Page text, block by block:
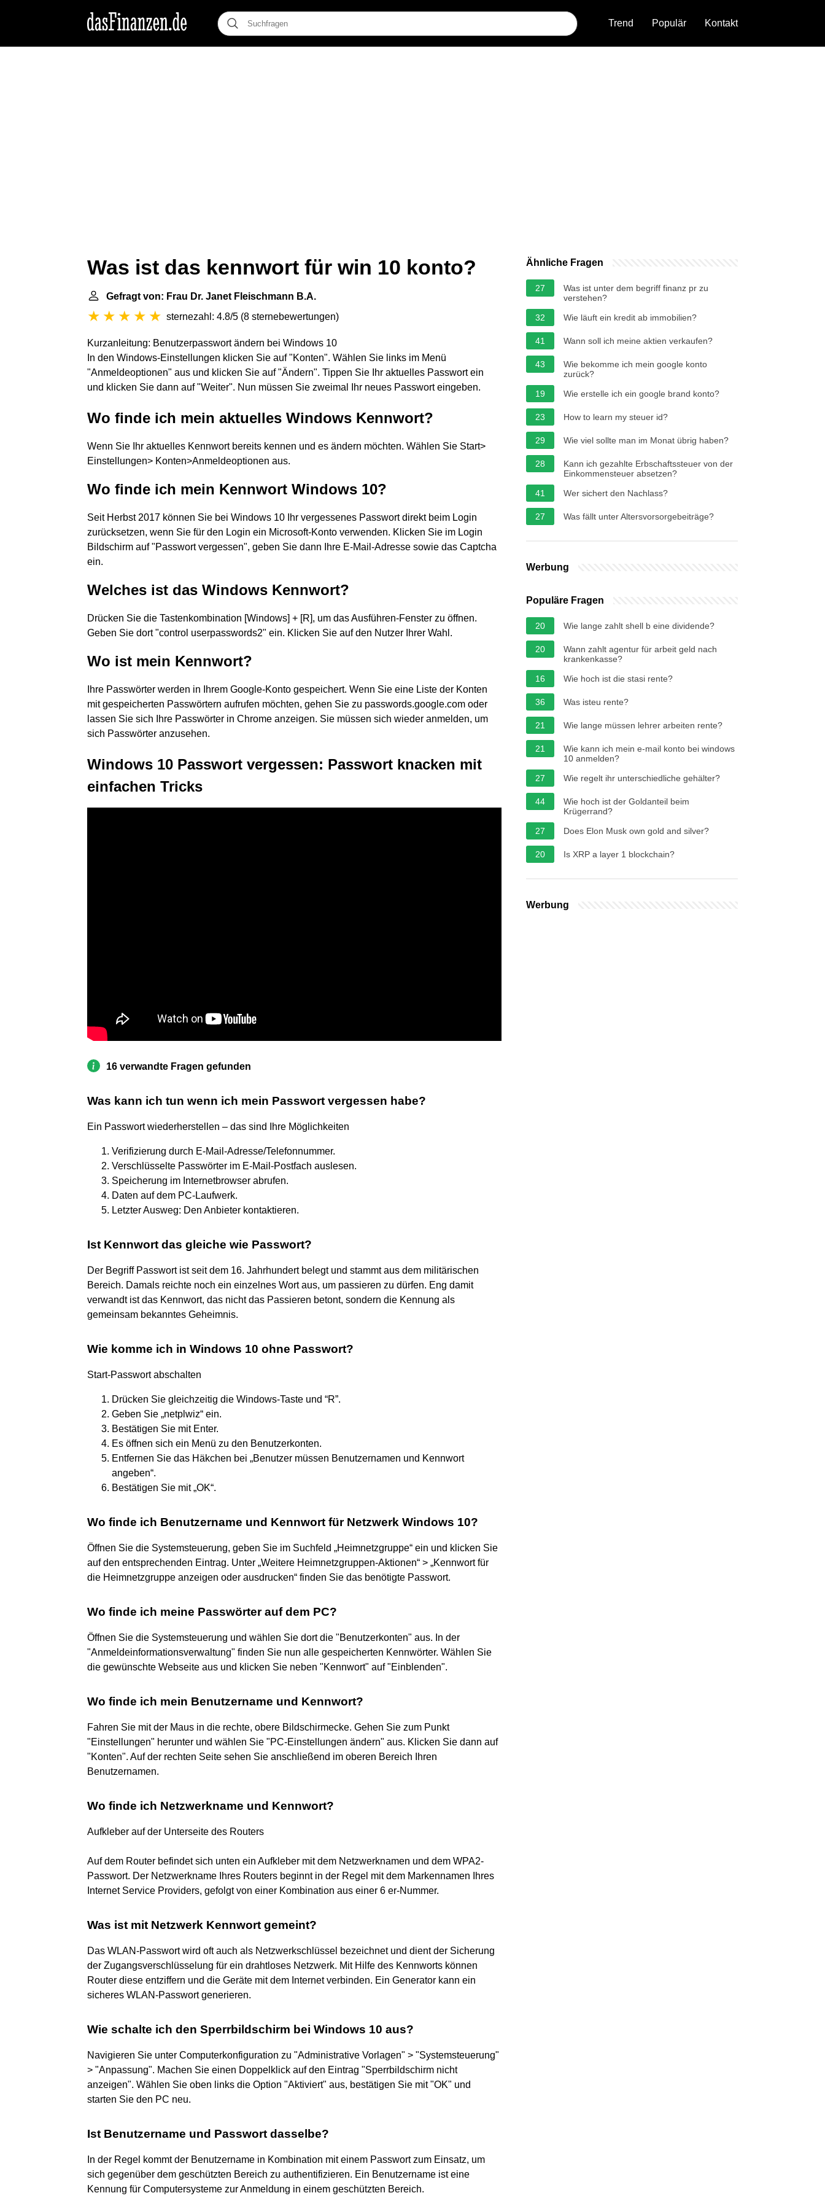
Trend Populär Kontakt
Was ist das kennwort für win 10 konto?
Gefragt von: Frau Dr. Janet Fleischmann B.A.
sternezahl: 4.8/5 (8 sternebewertungen)
Kurzanleitung: Benutzerpasswort ändern bei Windows 10
In den Windows-Einstellungen klicken Sie auf "Konten". Wählen Sie links im Menü
"Anmeldeoptionen" aus und klicken Sie auf "Ändern". Tippen Sie Ihr aktuelles Passwort ein
und klicken Sie dann auf "Weiter". Nun müssen Sie zweimal Ihr neues Passwort eingeben.
Wo finde ich mein aktuelles Windows Kennwort?
Wenn Sie Ihr aktuelles Kennwort bereits kennen und es ändern möchten. Wählen Sie Start>
Einstellungen> Konten>Anmeldeoptionen aus.
Wo finde ich mein Kennwort Windows 10?
Seit Herbst 2017 können Sie bei Windows 10 Ihr vergessenes Passwort direkt beim Login
zurücksetzen, wenn Sie für den Login ein Microsoft-Konto verwenden. Klicken Sie im Login
Bildschirm auf "Passwort vergessen", geben Sie dann Ihre E-Mail-Adresse sowie das Captcha
ein.
Welches ist das Windows Kennwort?
Drücken Sie die Tastenkombination [Windows] + [R], um das Ausführen-Fenster zu öffnen.
Geben Sie dort "control userpasswords2" ein. Klicken Sie auf den Nutzer Ihrer Wahl.
Wo ist mein Kennwort?
Ihre Passwörter werden in Ihrem Google-Konto gespeichert. Wenn Sie eine Liste der Konten
mit gespeicherten Passwörtern aufrufen möchten, gehen Sie zu passwords.google.com oder
lassen Sie sich Ihre Passwörter in Chrome anzeigen. Sie müssen sich wieder anmelden, um
sich Passwörter anzusehen.
Windows 10 Passwort vergessen: Passwort knacken mit
einfachen Tricks
16 verwandte Fragen gefunden
Was kann ich tun wenn ich mein Passwort vergessen habe?
Ein Passwort wiederherstellen – das sind Ihre Möglichkeiten
Verifizierung durch E-Mail-Adresse/Telefonnummer.
Verschlüsselte Passwörter im E-Mail-Postfach auslesen.
Speicherung im Internetbrowser abrufen.
Daten auf dem PC-Laufwerk.
Letzter Ausweg: Den Anbieter kontaktieren.
Ist Kennwort das gleiche wie Passwort?
Der Begriff Passwort ist seit dem 16. Jahrhundert belegt und stammt aus dem militärischen
Bereich. Damals reichte noch ein einzelnes Wort aus, um passieren zu dürfen. Eng damit
verwandt ist das Kennwort, das nicht das Passieren betont, sondern die Kennung als
gemeinsam bekanntes Geheimnis.
Wie komme ich in Windows 10 ohne Passwort?
Start-Passwort abschalten
Drücken Sie gleichzeitig die Windows-Taste und “R”.
Geben Sie „netplwiz“ ein.
Bestätigen Sie mit Enter.
Es öffnen sich ein Menü zu den Benutzerkonten.
Entfernen Sie das Häkchen bei „Benutzer müssen Benutzernamen und Kennwort
angeben“.
Bestätigen Sie mit „OK“.
Wo finde ich Benutzername und Kennwort für Netzwerk Windows 10?
Öffnen Sie die Systemsteuerung, geben Sie im Suchfeld „Heimnetzgruppe“ ein und klicken Sie
auf den entsprechenden Eintrag. Unter „Weitere Heimnetzgruppen-Aktionen“ > „Kennwort für
die Heimnetzgruppe anzeigen oder ausdrucken“ finden Sie das benötigte Passwort.
Wo finde ich meine Passwörter auf dem PC?
Öffnen Sie die Systemsteuerung und wählen Sie dort die "Benutzerkonten" aus. In der
"Anmeldeinformationsverwaltung" finden Sie nun alle gespeicherten Kennwörter. Wählen Sie
die gewünschte Webseite aus und klicken Sie neben "Kennwort" auf "Einblenden".
Wo finde ich mein Benutzername und Kennwort?
Fahren Sie mit der Maus in die rechte, obere Bildschirmecke. Gehen Sie zum Punkt
"Einstellungen" herunter und wählen Sie "PC-Einstellungen ändern" aus. Klicken Sie dann auf
"Konten". Auf der rechten Seite sehen Sie anschließend im oberen Bereich Ihren
Benutzernamen.
Wo finde ich Netzwerkname und Kennwort?
Aufkleber auf der Unterseite des Routers
Auf dem Router befindet sich unten ein Aufkleber mit dem Netzwerknamen und dem WPA2-
Passwort. Der Netzwerkname Ihres Routers beginnt in der Regel mit dem Markennamen Ihres
Internet Service Providers, gefolgt von einer Kombination aus einer 6 er-Nummer.
Was ist mit Netzwerk Kennwort gemeint?
Das WLAN-Passwort wird oft auch als Netzwerkschlüssel bezeichnet und dient der Sicherung
der Zugangsverschlüsselung für ein drahtloses Netzwerk. Mit Hilfe des Kennworts können
Router diese entziffern und die Geräte mit dem Internet verbinden. Ein Generator kann ein
sicheres WLAN-Passwort generieren.
Wie schalte ich den Sperrbildschirm bei Windows 10 aus?
Navigieren Sie unter Computerkonfiguration zu "Administrative Vorlagen" > "Systemsteuerung"
> "Anpassung". Machen Sie einen Doppelklick auf den Eintrag "Sperrbildschirm nicht
anzeigen". Wählen Sie oben links die Option "Aktiviert" aus, bestätigen Sie mit "OK" und
starten Sie den PC neu.
Ist Benutzername und Passwort dasselbe?
In der Regel kommt der Benutzername in Kombination mit einem Passwort zum Einsatz, um
sich gegenüber dem geschützten Bereich zu authentifizieren. Ein Benutzername ist eine
Kennung für Computersysteme zur Anmeldung in einem geschützten Bereich.
Ähnliche Fragen
27
Was ist unter dem begriff finanz pr zu
verstehen?
32
Wie läuft ein kredit ab immobilien?
41 Wann soll ich meine aktien verkaufen?
43
Wie bekomme ich mein google konto
zurück?
19
Wie erstelle ich ein google brand konto?
23 How to learn my steuer id?
29 Wie viel sollte man im Monat übrig haben?
28
Kann ich gezahlte Erbschaftssteuer von der
Einkommensteuer absetzen?
41
Wer sichert den Nachlass?
27 Was fällt unter Altersvorsorgebeiträge?
Werbung
Populäre Fragen
20 Wie lange zahlt shell b eine dividende?
20
Wann zahlt agentur für arbeit geld nach
krankenkasse?
16
Wie hoch ist die stasi rente?
36 Was isteu rente?
21 Wie lange müssen lehrer arbeiten rente?
21
Wie kann ich mein e-mail konto bei windows
10 anmelden?
27
Wie regelt ihr unterschiedliche gehälter?
44
Wie hoch ist der Goldanteil beim
Krügerrand?
27
Does Elon Musk own gold and silver?
20 Is XRP a layer 1 blockchain?
Werbung